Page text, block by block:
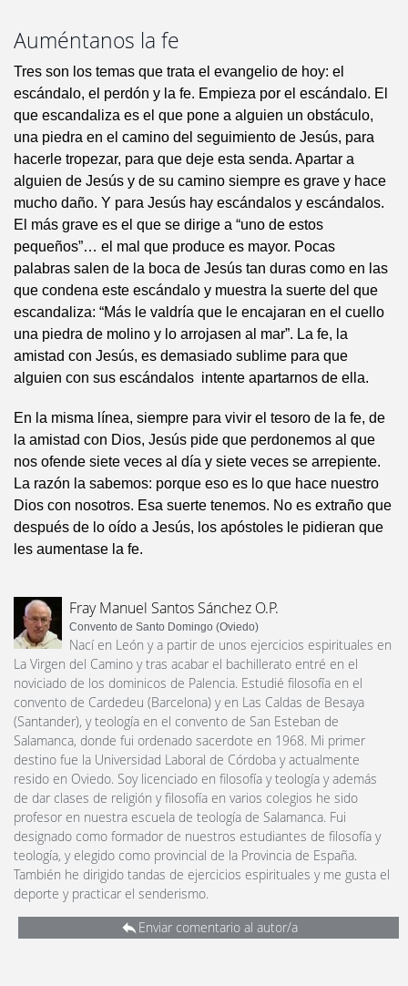
Auméntanos la fe
Tres son los temas que trata el evangelio de hoy: el
escándalo, el perdón y la fe. Empieza por el escándalo. El
que escandaliza es el que pone a alguien un obstáculo,
una piedra en el camino del seguimiento de Jesús, para
hacerle tropezar, para que deje esta senda. Apartar a
alguien de Jesús y de su camino siempre es grave y hace
mucho daño. Y para Jesús hay escándalos y escándalos.
El más grave es el que se dirige a “uno de estos
pequeños”… el mal que produce es mayor. Pocas
palabras salen de la boca de Jesús tan duras como en las
que condena este escándalo y muestra la suerte del que
escandaliza: “Más le valdría que le encajaran en el cuello
una piedra de molino y lo arrojasen al mar”. La fe, la
amistad con Jesús, es demasiado sublime para que
alguien con sus escándalos intente apartarnos de ella.
En la misma línea, siempre para vivir el tesoro de la fe, de
la amistad con Dios, Jesús pide que perdonemos al que
nos ofende siete veces al día y siete veces se arrepiente.
La razón la sabemos: porque eso es lo que hace nuestro
Dios con nosotros. Esa suerte tenemos. No es extraño que
después de lo oído a Jesús, los apóstoles le pidieran que
les aumentase la fe.
Fray Manuel Santos Sánchez O.P.
Convento de Santo Domingo (Oviedo)
Nací en León y a partir de unos ejercicios espirituales en
La Virgen del Camino y tras acabar el bachillerato entré en el
noviciado de los dominicos de Palencia. Estudié filosofía en el
convento de Cardedeu (Barcelona) y en Las Caldas de Besaya
(Santander), y teología en el convento de San Esteban de
Salamanca, donde fui ordenado sacerdote en 1968. Mi primer
destino fue la Universidad Laboral de Córdoba y actualmente
resido en Oviedo. Soy licenciado en filosofía y teología y además
de dar clases de religión y filosofía en varios colegios he sido
profesor en nuestra escuela de teología de Salamanca. Fui
designado como formador de nuestros estudiantes de filosofía y
teología, y elegido como provincial de la Provincia de España.
También he dirigido tandas de ejercicios espirituales y me gusta el
deporte y practicar el senderismo.
Enviar comentario al autor/a